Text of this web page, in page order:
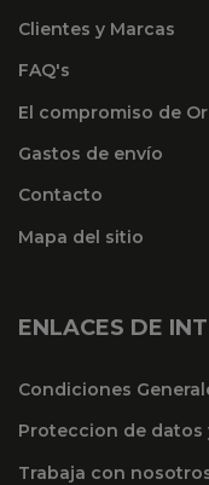
Clientes y Marcas
FAQ's
El compromiso de
Gastos de envío
Contacto
Mapa del sitio
ENLACES DE
Condiciones
Proteccion de datos
Trabaja con